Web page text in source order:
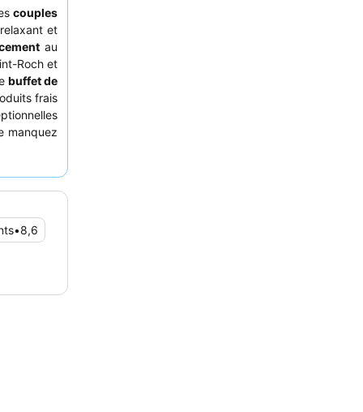
couples
et
au
Roch et
buffet de
frais
manquez
•8,6